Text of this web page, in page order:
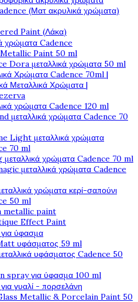
(Ματ ακρυλικά χρώματα)
Paint (Λάκα)
χρώματα Cadence
Paint 50 ml
Dora μεταλλικά χρώματα 50 ml
Χρώματα Cadence 70ml |
Μεταλλικά Χρώματα |
χρώματα Cadence 120 ml
μεταλλικά χρώματα Cadence 70
Light μεταλλικά χρώματα
70 ml
χρώματα Cadence 70 ml
μεταλλικά χρώματα Cadence
χρώματα κερί-σαπούνι
50 ml
metallic paint
Effect Paint
ύφασμα
υφάσματος 59 ml
υφάσματος Cadence 50
spray για ύφασμα 100 ml
γυαλί - πορσελάνη
Metallic & Porcelain Paint 50